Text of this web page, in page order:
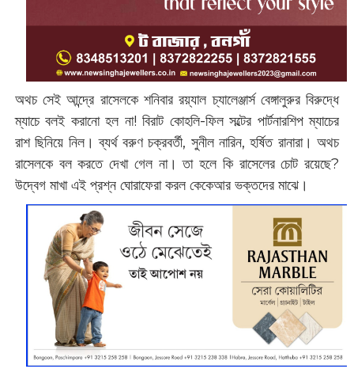
অথচ সেই আন্দ্রে রাসেলকে শনিবার রয়্যাল চ্যালেঞ্জার্স বেঙ্গালুরুর বিরুদ্ধে
ম্যাচে বলই করানো হল না! বিরাট কোহলি-ফিল সল্টের পার্টনারশিপ ম্যাচের
রাশ ছিনিয়ে নিল। ব্যর্থ বরুণ চক্রবর্তী, সুনীল নারিন, হর্ষিত রানারা। অথচ
রাসেলকে বল করতে দেখা গেল না। তা হলে কি রাসেলের চোট রয়েছে?
উদ্বেগ মাখা এই প্রশ্ন ঘোরাফেরা করল কেকেআর ভক্তদের মাঝে।